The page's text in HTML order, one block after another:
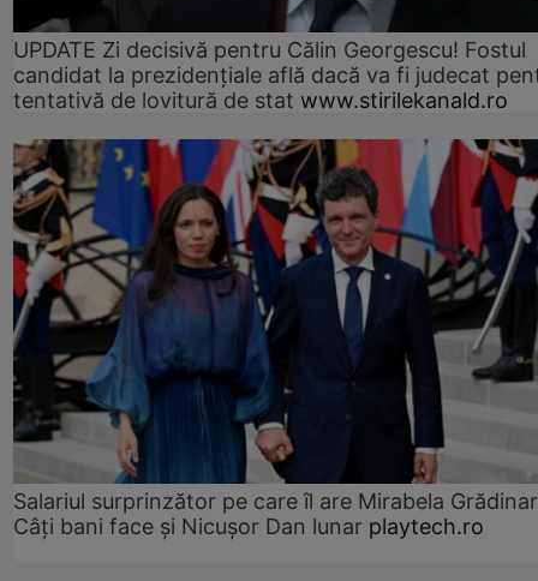
UPDATE Zi decisivă pentru Călin Georgescu! Fostul
candidat la prezidențiale află dacă va fi judecat
tentativă de lovitură de stat www.stirilekanald.ro
Salariul surprinzător pe care îl are Mirabela
Câţi bani face şi Nicuşor Dan lunar playtech.ro